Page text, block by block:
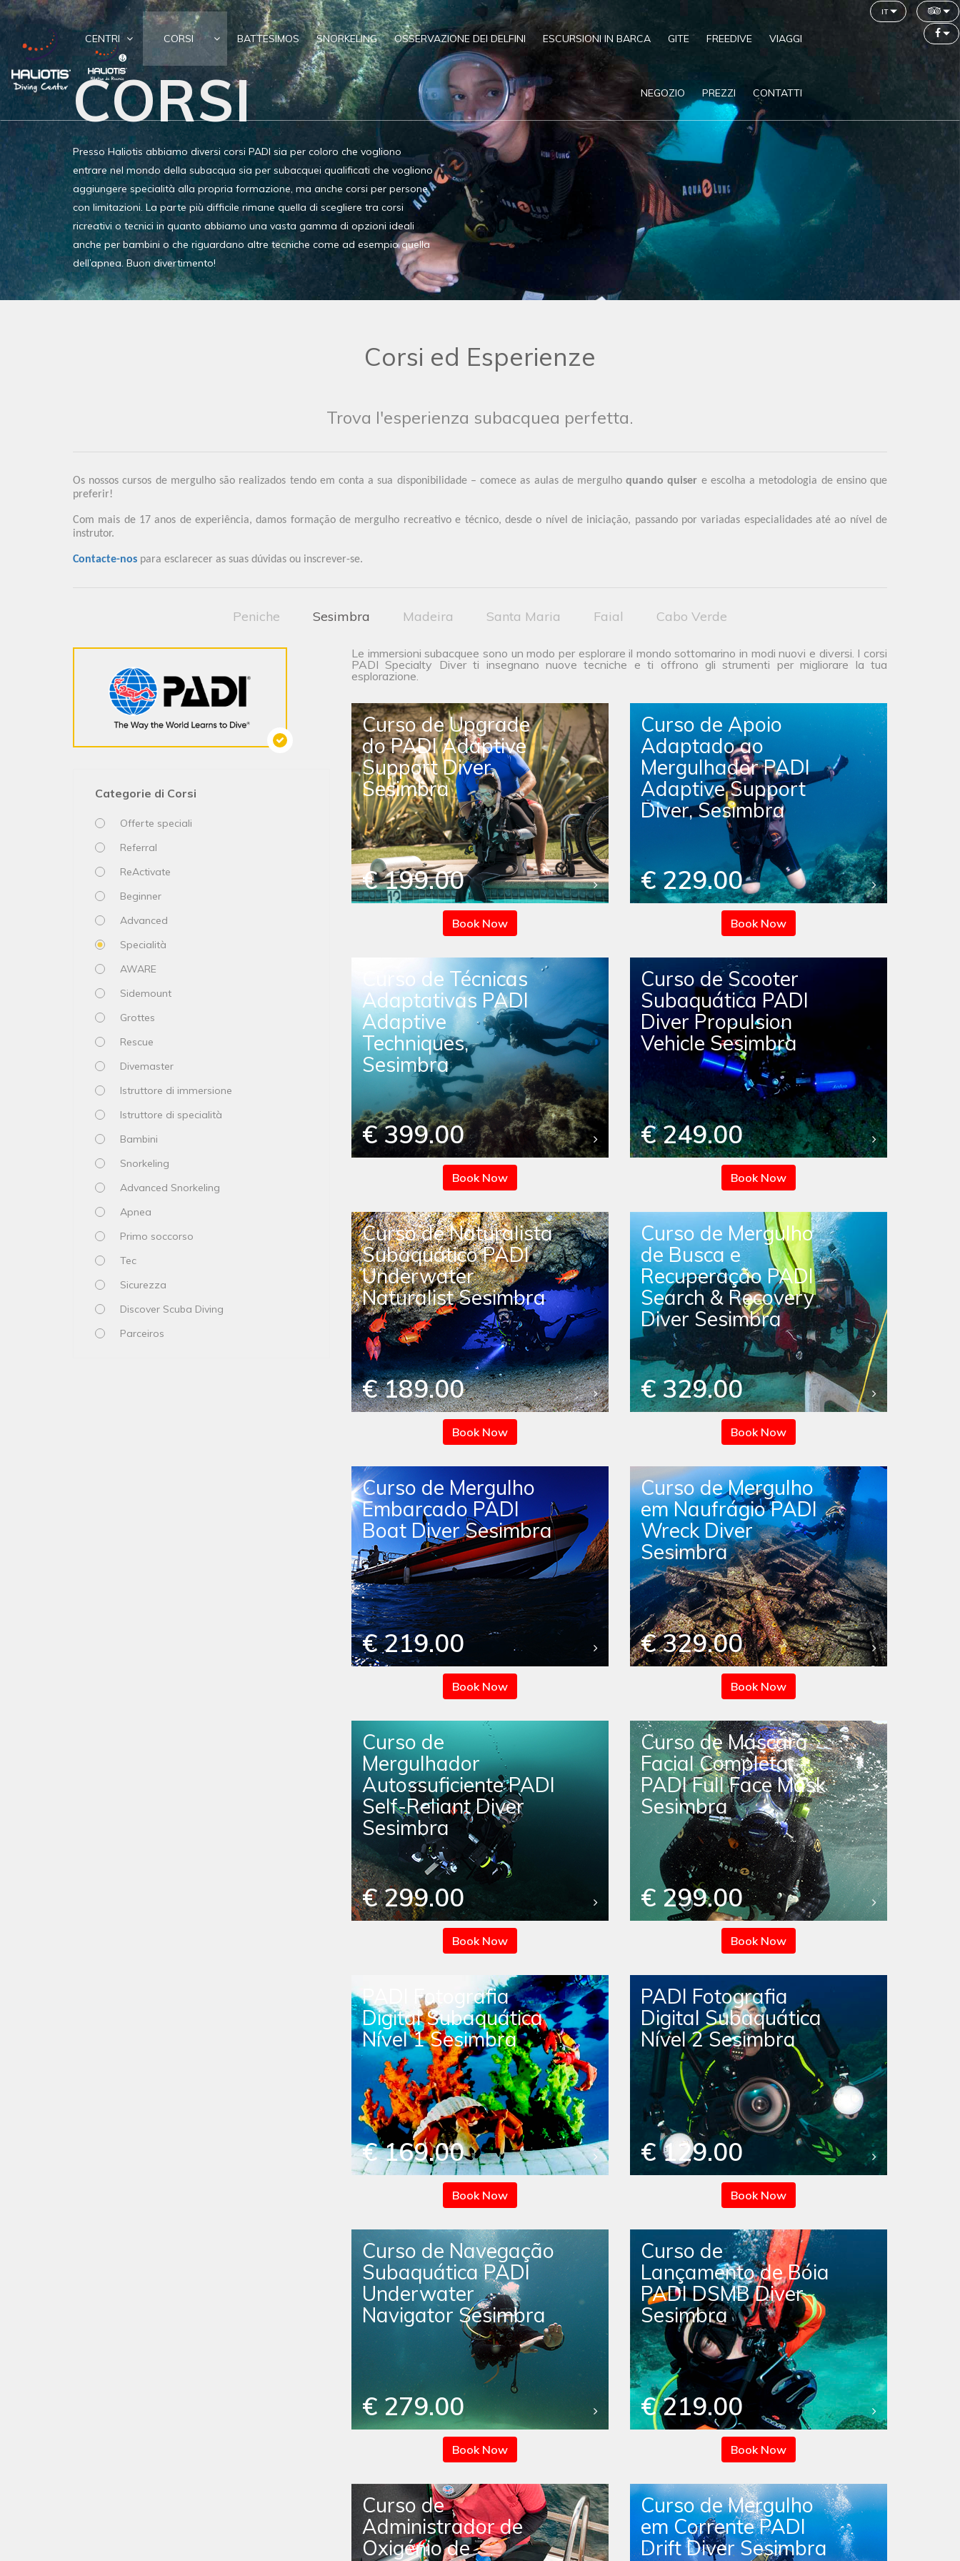
CENTRI CORSI BATTESIMOS SNORKELING OSSERVAZIONE DEI DELFINI ESCURSIONI IN BARCA GITE FREEDIVE VIAGGI
NEGOZIO PREZZI CONTATTI
it
CORSI
Presso Haliotis abbiamo diversi corsi PADI sia per coloro che vogliono
entrare nel mondo della subacqua sia per subacquei qualificati che vogliono
aggiungere specialità alla propria formazione, ma anche corsi per persone
con limitazioni. La parte più difficile rimane quella di scegliere tra corsi
ricreativi o tecnici in quanto abbiamo una vasta gamma di opzioni ideali
anche per bambini o che riguardano altre tecniche come ad esempio quella
dell’apnea. Buon divertimento!
Corsi ed Esperienze
Trova l'esperienza subacquea perfetta.
Os nossos cursos de mergulho são realizados tendo em conta a sua disponibilidade – comece as aulas de mergulhoquando quiser e escolha a metodologia de ensino que
preferir!
Com mais de 17 anos de experiência, damos formação de mergulho recreativo e técnico, desde o nível de iniciação, passando por variadas especialidades até ao nível de
instrutor.
Contacte-nos para esclarecer as suas dúvidas ou inscrever-se.
Peniche Sesimbra Madeira Santa Maria Faial Cabo Verde
Categorie di Corsi
Offerte speciali
Referral
ReActivate
Beginner
Advanced
Specialità
AWARE
Sidemount
Grottes
Rescue
Divemaster
Istruttore di immersione
Istruttore di specialità
Bambini
Snorkeling
Advanced Snorkeling
Apnea
Primo soccorso
Tec
Sicurezza
Discover Scuba Diving
Parceiros
Le immersioni subacquee sono un modo per esplorare il mondo sottomarino in modi nuovi e diversi. I corsi
PADI Specialty Diver ti insegnano nuove tecniche e ti offrono gli strumenti per migliorare la tua
esplorazione.
Curso de Upgrade
do PADI Adaptive
Support Diver,
Sesimbra
€ 199.00
Book Now
Curso de Apoio
Adaptado ao
Mergulhador PADI
Adaptive Support
Diver, Sesimbra
€ 229.00
Book Now
Curso de Técnicas
Adaptativas PADI
Adaptive
Techniques,
Sesimbra
€ 399.00
Book Now
Curso de Scooter
Subaquática PADI
Diver Propulsion
Vehicle Sesimbra
€ 249.00
Book Now
Curso de Naturalista
Subaquático PADI
Underwater
Naturalist Sesimbra
€ 189.00
Book Now
Curso de Mergulho
de Busca e
Recuperação PADI
Search & Recovery
Diver Sesimbra
€ 329.00
Book Now
Curso de Mergulho
Embarcado PADI
Boat Diver Sesimbra
€ 219.00
Book Now
Curso de Mergulho
em Naufrágio PADI
Wreck Diver
Sesimbra
€ 329.00
Book Now
Curso de
Mergulhador
Autossuficiente PADI
Self-Reliant Diver
Sesimbra
€ 299.00
Book Now
Curso de Máscara
Facial Completa
PADI Full Face Mask
Sesimbra
€ 299.00
Book Now
PADI Fotografia
Digital Subaquática
Nível 1 Sesimbra
€ 169.00
Book Now
PADI Fotografia
Digital Subaquática
Nível 2 Sesimbra
€ 129.00
Book Now
Curso de Navegação
Subaquática PADI
Underwater
Navigator Sesimbra
€ 279.00
Book Now
Curso de
Lançamento de Bóia
PADI DSMB Diver
Sesimbra
€ 219.00
Book Now
Curso de
Administrador de
Oxigénio de
Curso de Mergulho
em Corrente PADI
Drift Diver Sesimbra